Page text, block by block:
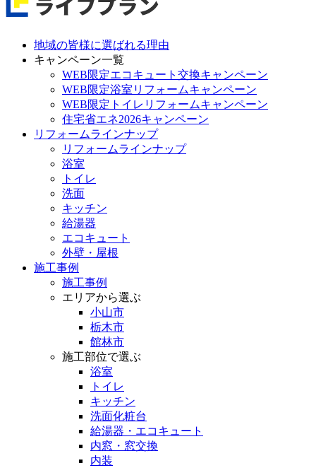
地域の皆様に選ばれる理由
キャンペーン一覧
WEB限定エコキュート交換キャンペーン
WEB限定浴室リフォームキャンペーン
WEB限定トイレリフォームキャンペーン
住宅省エネ2026キャンペーン
リフォームラインナップ
リフォームラインナップ
浴室
トイレ
洗面
キッチン
給湯器
エコキュート
外壁・屋根
施工事例
施工事例
エリアから選ぶ
小山市
栃木市
館林市
施工部位で選ぶ
浴室
トイレ
キッチン
洗面化粧台
給湯器・エコキュート
内窓・窓交換
内装